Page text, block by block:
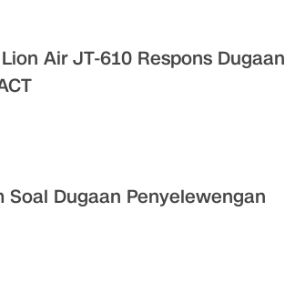
Air JT-610 Respons Dugaan
Soal Dugaan Penyelewengan